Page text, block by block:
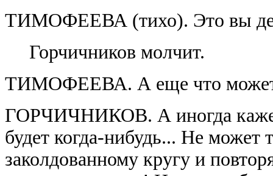
ТИМОФЕЕВА (тихо). Это вы
Горчичников молчит.
ТИМОФЕЕВА. А еще что
ГОРЧИЧНИКОВ. А иногда
будет когда-нибудь... Не может
заколдованному кругу и